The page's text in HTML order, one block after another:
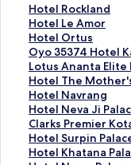
Hotel Rockland
T
a
u
t
a
n
S
t
a
n
d
Hotel Le Amor
T
a
u
t
a
n
S
t
a
n
Hotel Ortus
T
a
u
t
a
n
S
t
a
Oyo 35374 Hotel
T
a
u
t
a
n
S
t
Lotus Ananta Elite
T
a
u
t
a
n
S
Hotel The
T
a
u
t
a
n
Hotel Navrang
T
a
u
t
a
Hotel Neva Ji
T
a
u
t
Clarks Premier
T
a
u
Hotel Surpin
T
a
Hotel Khatana
T